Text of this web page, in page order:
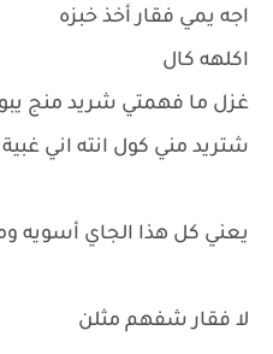
اجه يمي فقار أخذ خبزه
اكلهه كال
غزل ما فهمتي شريد منج
شتريد مني كول انته اني
يعني كل هذا الجاي أسويه
لا فقار شفهم مثلن